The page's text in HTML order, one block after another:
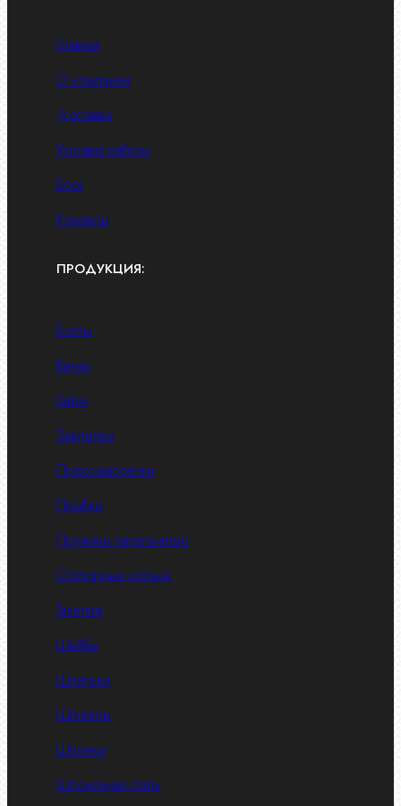
Главная
О компании
Доставка
Условия работы
Блог
Контакты
ПРОДУКЦИЯ:
Болты
Винты
Гайки
Заклепки
Пресс-масленки
Пробки
Пружины тарельчатые
Стопорные кольца
Такелаж
Шайбы
Шпильки
Шплинты
Шпонки
Шпоночная сталь